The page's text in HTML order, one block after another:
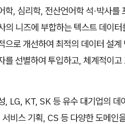
, 심리학, 전산언어학 석·박사를
의 니즈에 부합하는 텍스트 데이
으로 개선하여 최적의 데이터 설
를 선별하여 투입하고, 체계적이
LG, KT, SK 등 유수 대기업의 데
비스 기획, CS 등 다양한 도메인